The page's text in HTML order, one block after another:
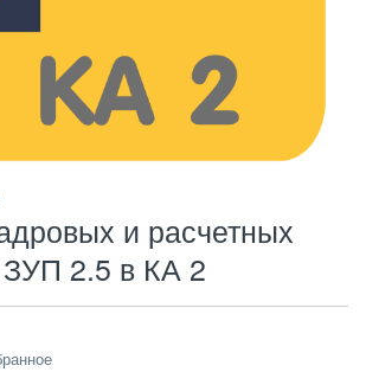
и расчетных
2.5 в КА 2